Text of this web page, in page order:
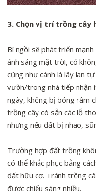
3. Chọn vị trí trồng cây
Bí ngồi sẽ phát triển
ánh sáng mặt trời, có
cũng như cành lá lây lan
vườn/trong nhà tiếp nhận
ngày, không bị bóng râm
trồng cây có sẵn các lỗ
nhưng nếu đất bị nhão,
Trường hợp đất trồng
có thể khắc phục bằng
đất hữu cơ. Tránh trồng
được chiếu sáng nhiều.